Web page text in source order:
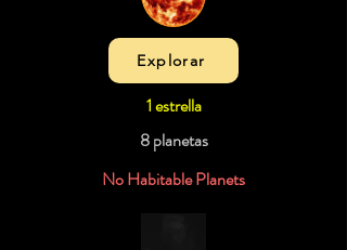
Explorar
1 estrella
8 planetas
No Habitable Planets